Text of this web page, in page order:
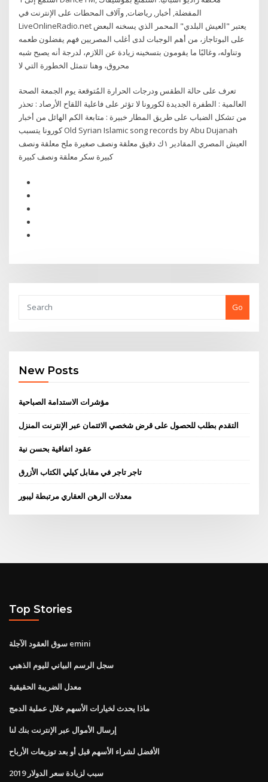
المفضلة, أخبار, رياضات, وآلاف المحطات على الإنترنت في
LiveOnlineRadio.net يعتبر "العيش البلدي" المحمر الذي يسخنه البعض
على البوتاجاز، من أهم الوجبات لدى أغلب المصريين فهم يفضلون طعمه
وتناوله، وغالبًا ما يقومون بتسخينه زيادة عن اللازم، لدرجة أنه يصبح شبه
محروق، وهنا تتمثل الخطورة التي لا
تعرف على حالة الطقس ودرجات الحرارة المُتوقعة يوم الجمعة الصحة
العالمية : الطفرة الجديدة لكورونا لا تؤثر على فاعلية اللقاح الأرصاد : تحذر
من تشكل الضباب على طريق المطار خبيرة : متابعة الكم الهائل من أخبار
كورونا يتسبب Old Syrian Islamic song records by Abu Dujanah
العيش المصري المقادير ١ك دقيق معلقة ونصف صغيرة ملح معلقة ونصف
كبيرة سكر معلقة ونصف كبيرة
Go
New Posts
مؤشرات الاستدامة الصباحية
التقدم بطلب للحصول على قرض شخصي الائتمان عبر الإنترنت المنزل
عقود اتفاقية بحسن نية
تاجر تاجر في مقابل كيلي الكتاب الأزرق
معدلات الرهن العقاري مرتبطة ليبور
Top Stories
سوق العقود الآجلة emini
سجل الرسم البياني لليوم الذهبي
معدل الضريبة الحقيقية
ماذا يحدث لخيارات الأسهم خلال عملية الدمج
إرسال الأموال عبر الإنترنت بنك لنا
الأفضل لشراء الأسهم قبل أو بعد توزيعات الأرباح
سبب لزيادة سعر الدولار 2019